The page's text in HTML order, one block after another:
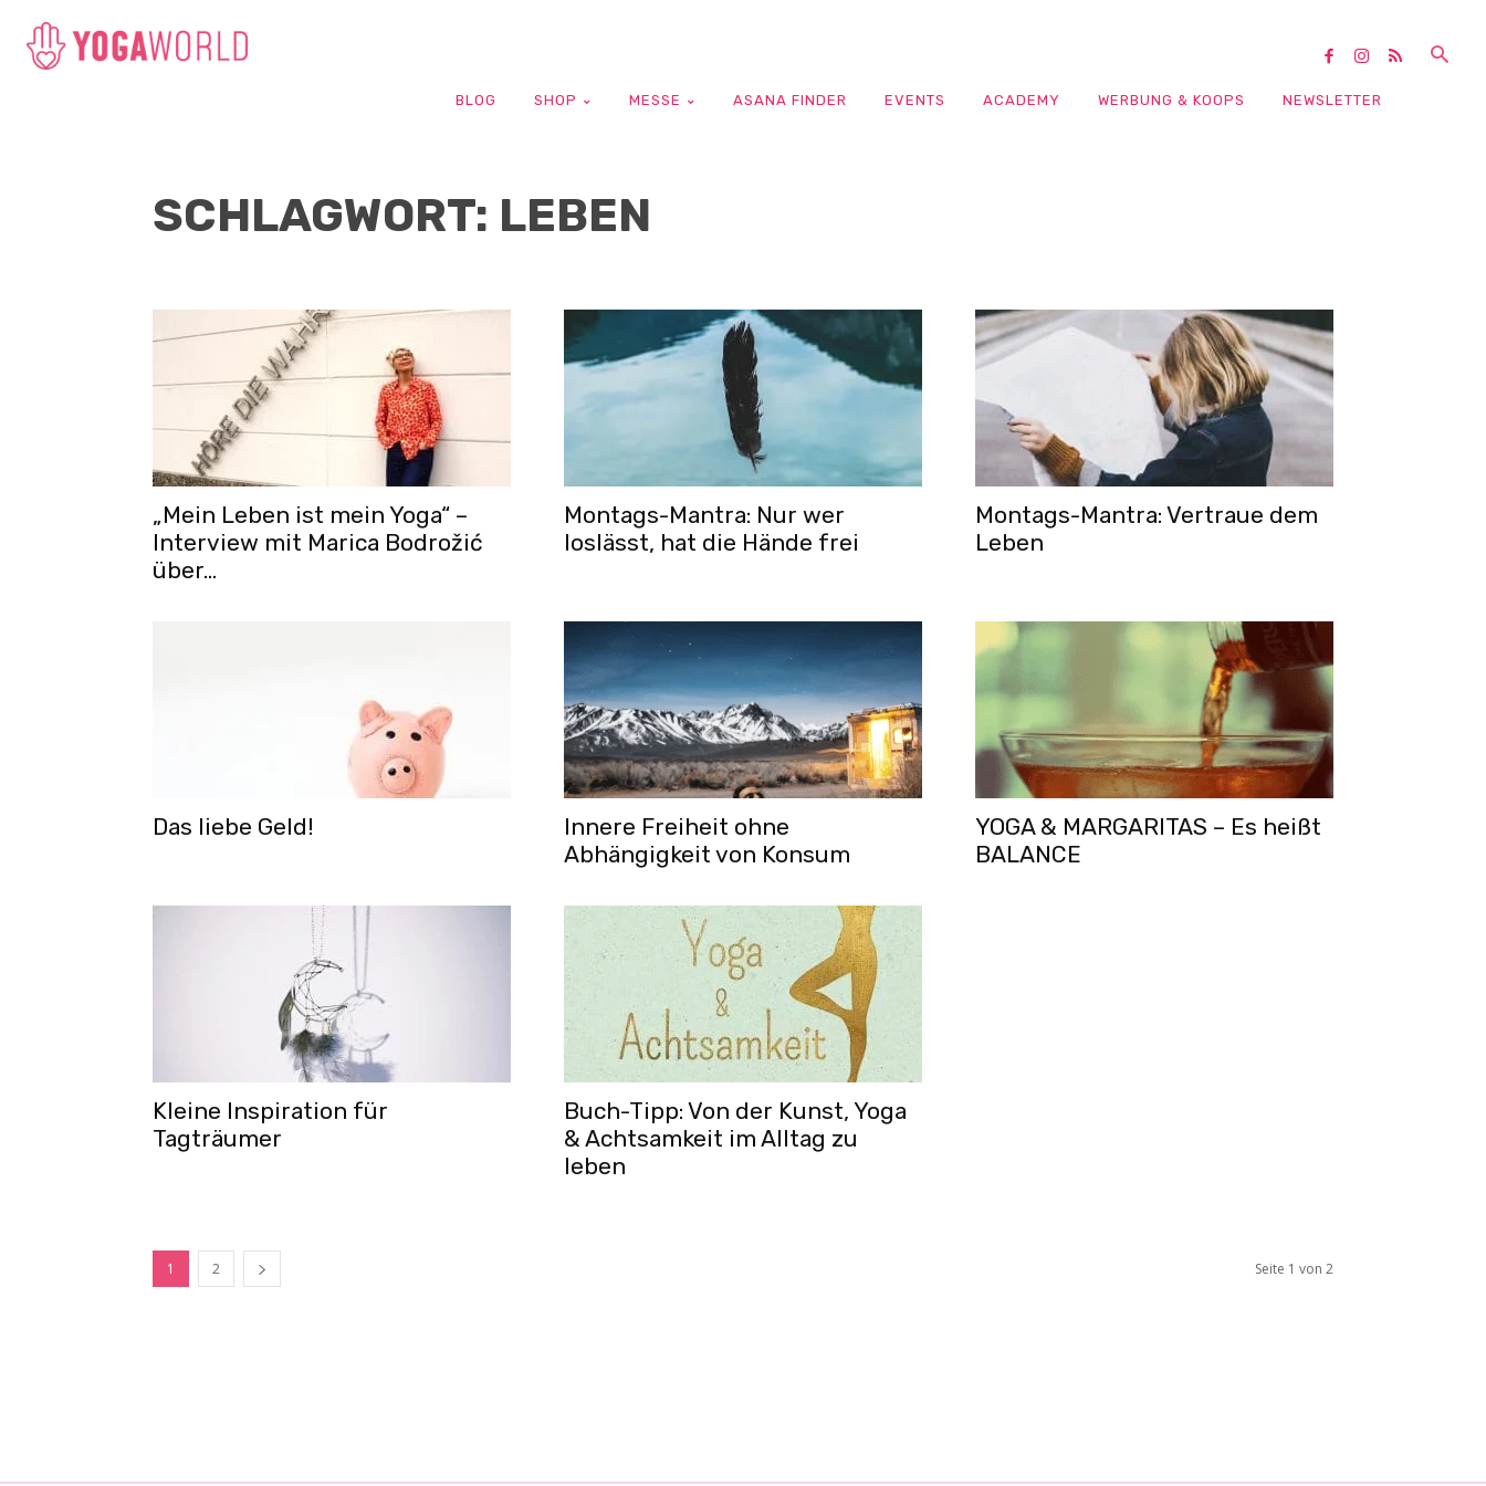
BLOG SHOP MESSE ASANA FINDER EVENTS ACADEMY WERBUNG & KOOPS NEWSLETTER
SCHLAGWORT: LEBEN
„Mein Leben ist mein Yoga“ –
Interview mit Marica Bodrožić
über...
Montags-Mantra: Nur wer
loslässt, hat die Hände frei
Montags-Mantra: Vertraue dem
Leben
Das liebe Geld!
Innere Freiheit ohne
Abhängigkeit von Konsum
YOGA & MARGARITAS – Es heißt
BALANCE
Kleine Inspiration für
Tagträumer
Buch-Tipp: Von der Kunst, Yoga
& Achtsamkeit im Alltag zu
leben
1 2 Seite 1 von 2